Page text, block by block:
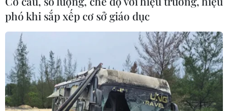
phó khi sắp xếp cơ sở giáo dục